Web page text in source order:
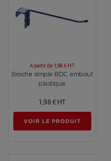
Voir plus
Broche simple BDC embout
plastique
A partir de 1,98 € HT
1,98 € HT
VOIR LE PRODUIT